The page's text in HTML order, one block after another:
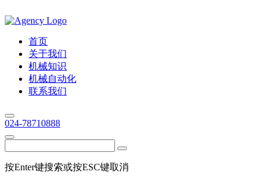
首页
关于我们
机械知识
机械自动化
联系我们
024-78710888
按Enter键搜索或按ESC键取消